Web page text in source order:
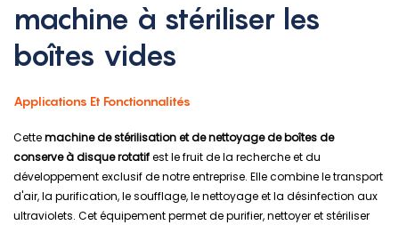
machine à stériliser les
boîtes vides
Applications Et Fonctionnalités
Cettemachine de stérilisation et de nettoyage de boîtes de
conserve à disque rotatifest le fruit de la recherche et du
développement exclusif de notre entreprise. Elle combine le transport
d'air, la purification, le soufflage, le nettoyage et la désinfection aux
ultraviolets. Cet équipement permet de purifier, nettoyer et stériliser